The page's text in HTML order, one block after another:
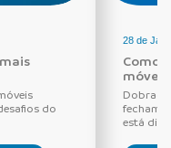
do
28 de
Como
móvel?
está